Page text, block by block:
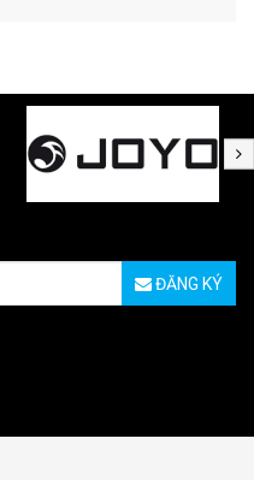
ĐĂNG KÝ